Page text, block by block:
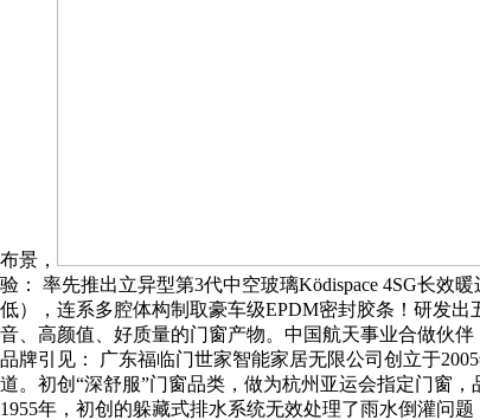
布景，
验： 率先推出立异型第3代中空玻璃Ködispace 4SG长效
低），连系多腔体构制取豪车级EPDM密封胶条！研发
音、高颜值、好质量的门窗产物。中国航天事业合做伙
品牌引见： 广东福临门世家智能家居无限公司创立于
道。初创“深舒服”门窗品类，做为杭州亚运会指定门窗
1955年，初创的躲藏式排水系统无效处理了雨水倒灌问